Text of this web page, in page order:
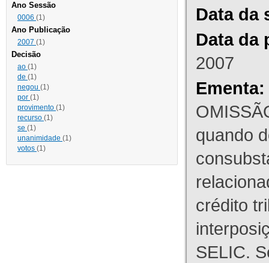
Ano Sessão
0006 (1)
Ano Publicação
2007 (1)
Decisão
ao (1)
de (1)
negou (1)
por (1)
provimento (1)
recurso (1)
se (1)
unanimidade (1)
votos (1)
Data da
Data da
2007
Ementa:
quando
crédito
SELIC.